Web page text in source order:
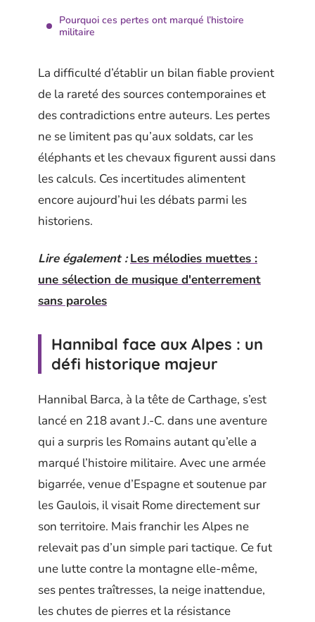
Pourquoi ces pertes ont marqué l’histoire
militaire
La difficulté d’établir un bilan fiable provient
de la rareté des sources contemporaines et
des contradictions entre auteurs. Les pertes
ne se limitent pas qu’aux soldats, car les
éléphants et les chevaux figurent aussi dans
les calculs. Ces incertitudes alimentent
encore aujourd’hui les débats parmi les
historiens.
Lire également : Les mélodies muettes :
une sélection de musique d'enterrement
sans paroles
Hannibal face aux Alpes : un
défi historique majeur
Hannibal Barca, à la tête de Carthage, s’est
lancé en 218 avant J.-C. dans une aventure
qui a surpris les Romains autant qu’elle a
marqué l’histoire militaire. Avec une armée
bigarrée, venue d’Espagne et soutenue par
les Gaulois, il visait Rome directement sur
son territoire. Mais franchir les Alpes ne
relevait pas d’un simple pari tactique. Ce fut
une lutte contre la montagne elle-même,
ses pentes traîtresses, la neige inattendue,
les chutes de pierres et la résistance